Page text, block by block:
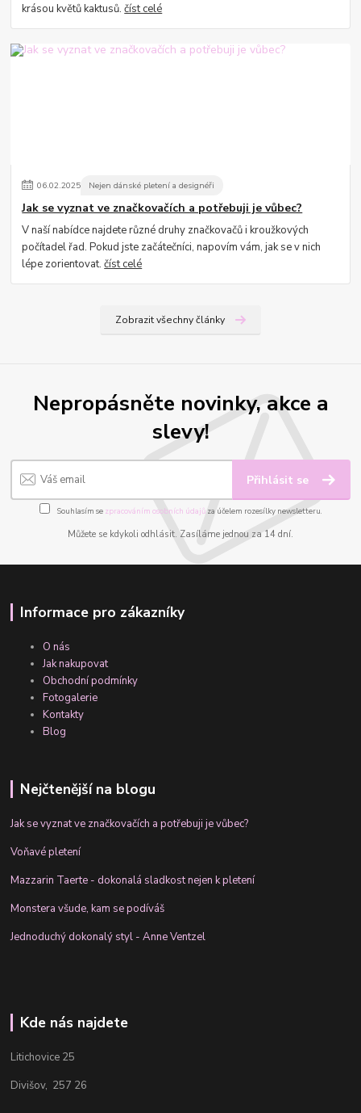
krásou květů kaktusů.číst celé
06.02.2025 Nejen dánské pletení a designéři
Jak se vyznat ve značkovačích a potřebuji je vůbec?
V naší nabídce najdete různé druhy značkovačů i kroužkových
počítadel řad. Pokud jste začátečníci, napovím vám, jak se v nich
lépe zorientovat.číst celé
Zobrazit všechny články
Nepropásněte novinky, akce a
slevy!
Přihlásit se
Souhlasím se zpracováním osobních údajůza účelem rozesílky newsletteru.
Můžete se kdykoli odhlásit. Zasíláme jednou za 14 dní.
Informace pro zákazníky
O nás
Jak nakupovat
Obchodní podmínky
Fotogalerie
Kontakty
Blog
Nejčtenější na blogu
Jak se vyznat ve značkovačích a potřebuji je vůbec?
Voňavé pletení
Mazzarin Taerte - dokonalá sladkost nejen k pletení
Monstera všude, kam se podíváš
Jednoduchý dokonalý styl - Anne Ventzel
Kde nás najdete
Litichovice 25
Divišov, 257 26